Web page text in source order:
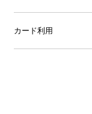
カード利用